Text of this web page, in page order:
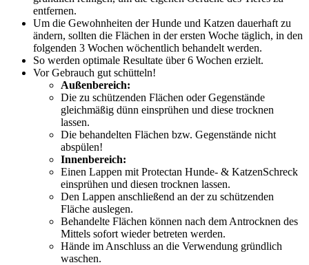
entfernen.
Um die Gewohnheiten der Hunde und Katzen dauerhaft zu
ändern, sollten die Flächen in der ersten Woche täglich, in den
folgenden 3 Wochen wöchentlich behandelt werden.
So werden optimale Resultate über 6 Wochen erzielt.
Vor Gebrauch gut schütteln!
Außenbereich:
Die zu schützenden Flächen oder Gegenstände
gleichmäßig dünn einsprühen und diese trocknen
lassen.
Die behandelten Flächen bzw. Gegenstände nicht
abspülen!
Innenbereich:
Einen Lappen mit Protectan Hunde- & KatzenSchreck
einsprühen und diesen trocknen lassen.
Den Lappen anschließend an der zu schützenden
Fläche auslegen.
Behandelte Flächen können nach dem Antrocknen des
Mittels sofort wieder betreten werden.
Hände im Anschluss an die Verwendung gründlich
waschen.